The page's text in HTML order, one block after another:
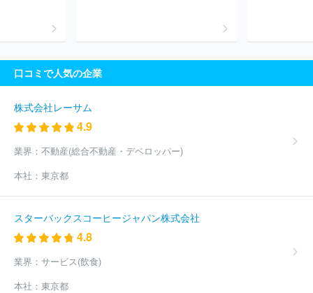
株式会社サンウッド
ビス
株式会社テーオーシー 株式会社ノア ほか(2245件)
口コミで人気の企業
株式会社レーサム
4.9
業界： 不動産(総合不動産・デベロッパー)
本社： 東京都
スターバックスコーヒージャパン株式会社
4.8
業界： サービス(飲食)
本社： 東京都